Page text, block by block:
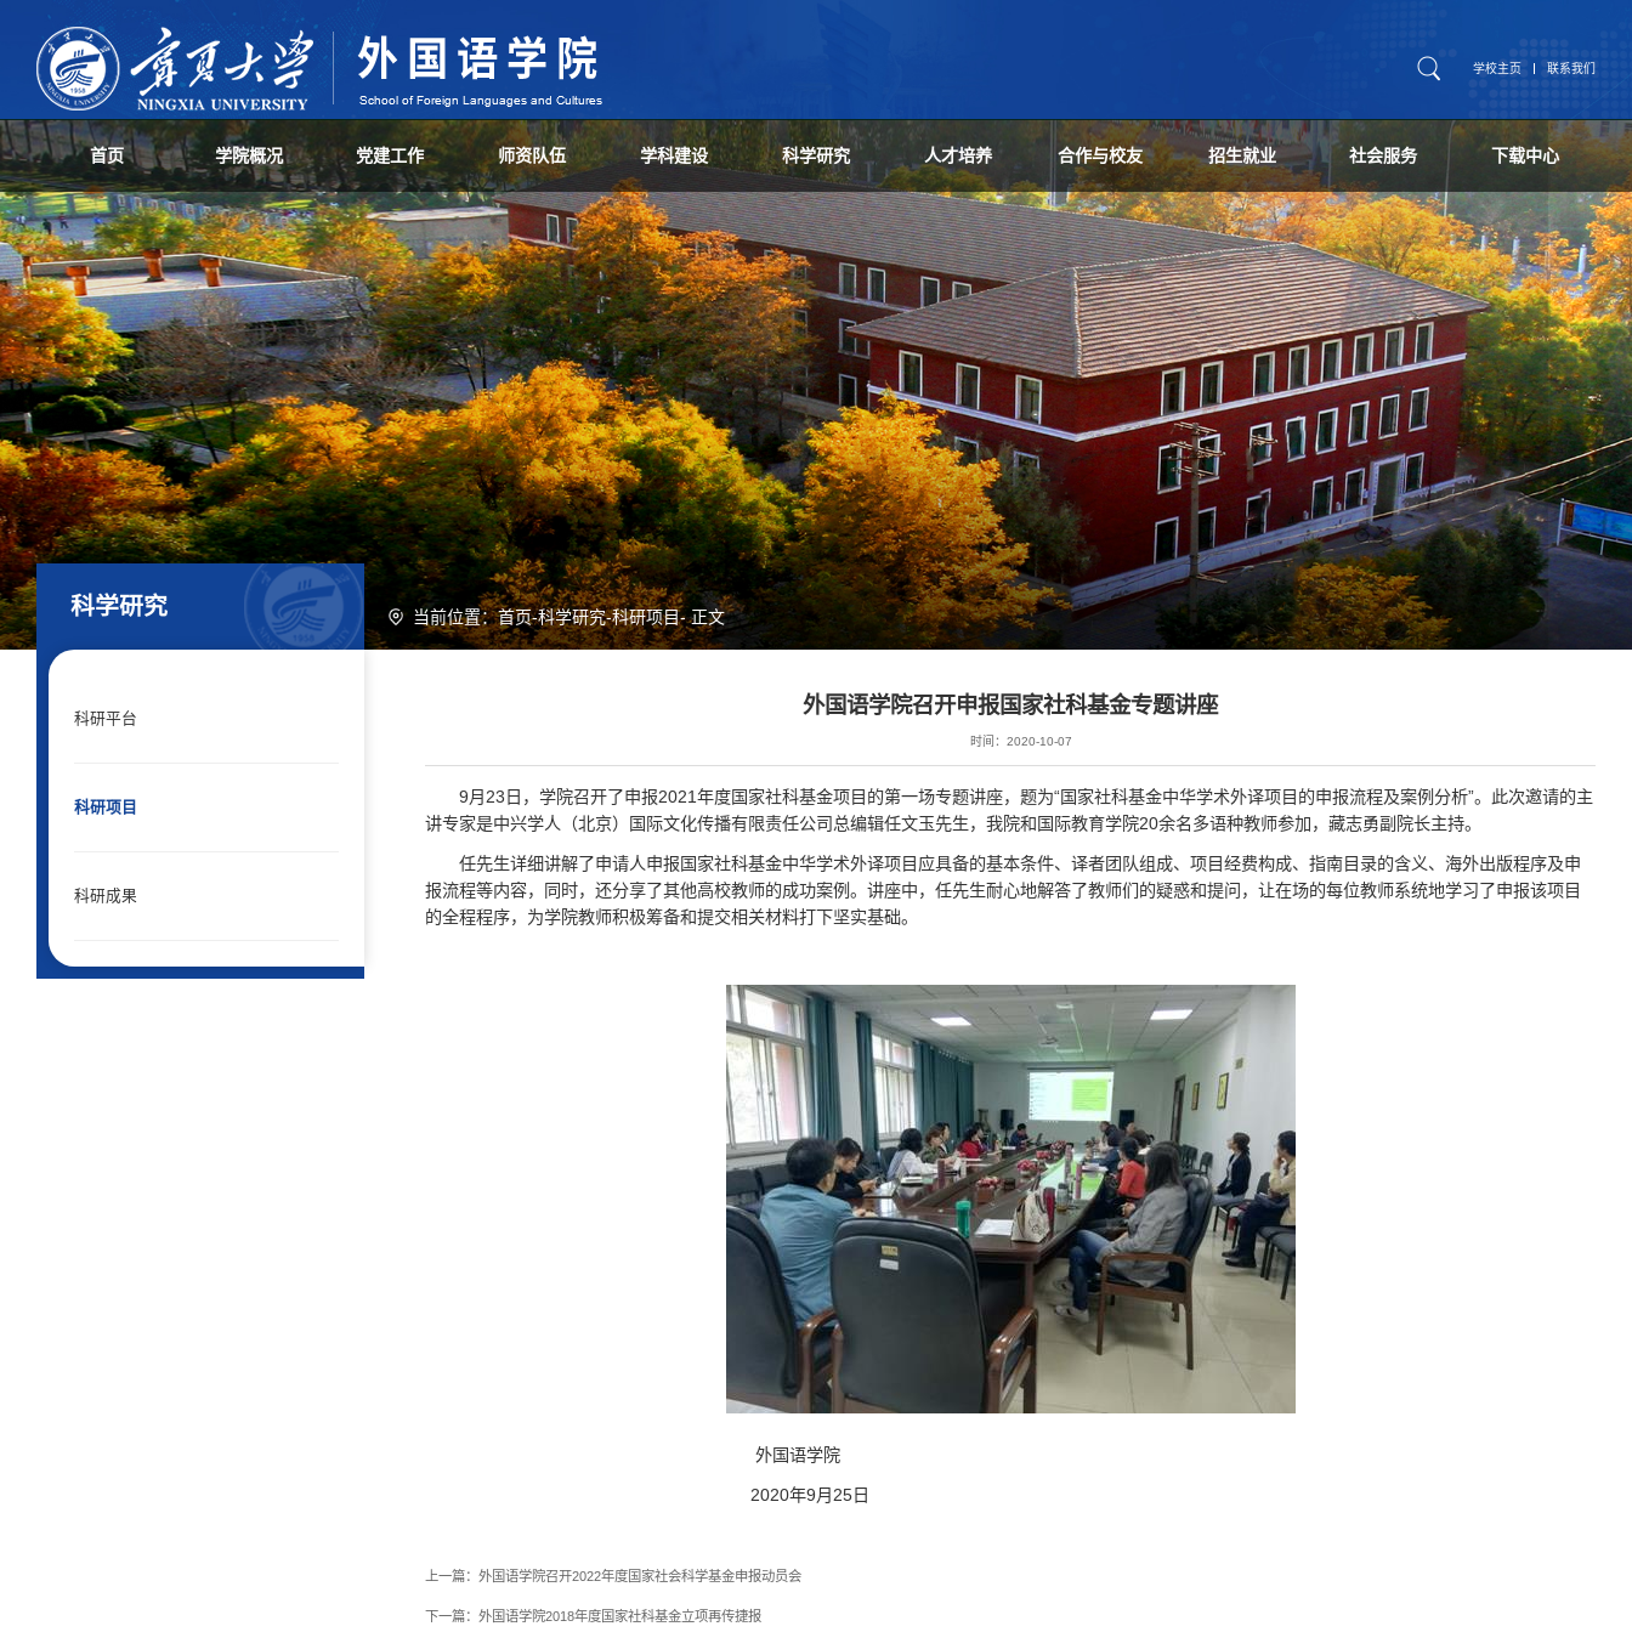
学校主页 联系我们
首页 学院概况 党建工作 师资队伍 学科建设 科学研究 人才培养 合作与校友 招生就业 社会服务 下载中心
当前位置：首页-科学研究-科研项目- 正文
科学研究
科研平台
科研项目
科研成果
外国语学院召开申报国家社科基金专题讲座
时间：2020-10-07
9月23日，学院召开了申报2021年度国家社科基金项目的第一场专题讲座，题为“国家社科基金中华学术外译项目的申报流程及案例分析”。此次邀请的主
讲专家是中兴学人（北京）国际文化传播有限责任公司总编辑任文玉先生，我院和国际教育学院20余名多语种教师参加，藏志勇副院长主持。
任先生详细讲解了申请人申报国家社科基金中华学术外译项目应具备的基本条件、译者团队组成、项目经费构成、指南目录的含义、海外出版程序及申
报流程等内容，同时，还分享了其他高校教师的成功案例。讲座中，任先生耐心地解答了教师们的疑惑和提问，让在场的每位教师系统地学习了申报该项目
的全程程序，为学院教师积极筹备和提交相关材料打下坚实基础。
外国语学院
2020年9月25日
上一篇： 外国语学院召开2022年度国家社会科学基金申报动员会
下一篇： 外国语学院2018年度国家社科基金立项再传捷报